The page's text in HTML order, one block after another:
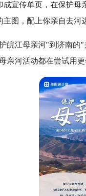
宣传单页，在保护
图，配上你亲自去河
皖江母亲河"到济南
亲河活动都在尝试用